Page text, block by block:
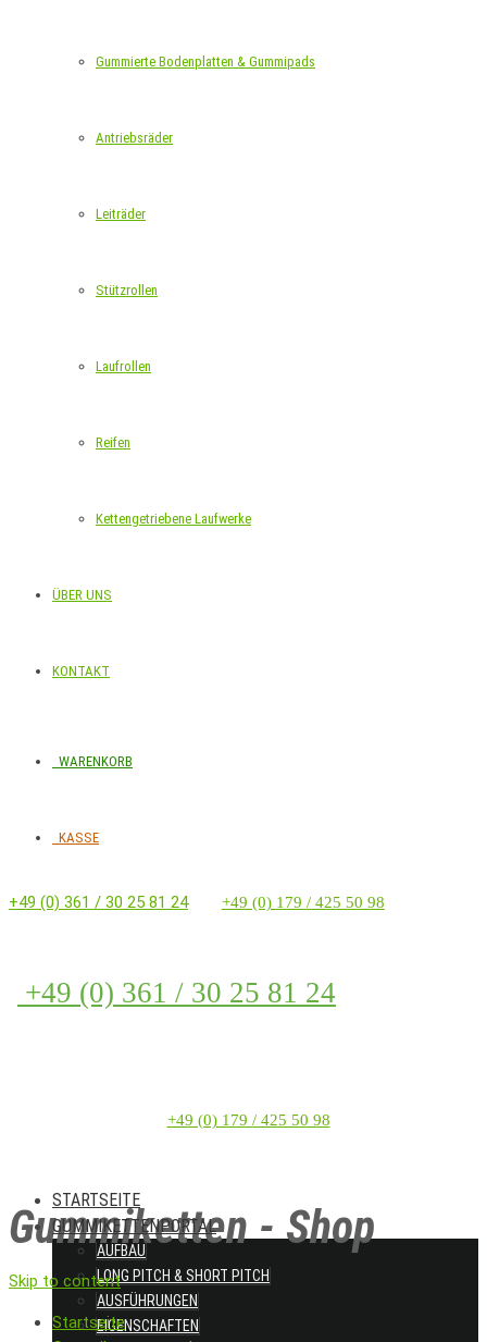
Gummierte Bodenplatten & Gummipads
Antriebsräder
Leiträder
Stützrollen
Laufrollen
Reifen
Kettengetriebene Laufwerke
ÜBER UNS
KONTAKT
WARENKORB
KASSE
+49 (0) 361 / 30 25 81 24 +49 (0) 179 / 425 50 98
+49 (0) 361 / 30 25 81 24
+49 (0) 179 / 425 50 98
Gummiketten - Shop
STARTSEITE
GUMMIKETTENPORTAL
AUFBAU
LONG PITCH & SHORT PITCH
AUSFÜHRUNGEN
EIGENSCHAFTEN
Skip to content
Startseite